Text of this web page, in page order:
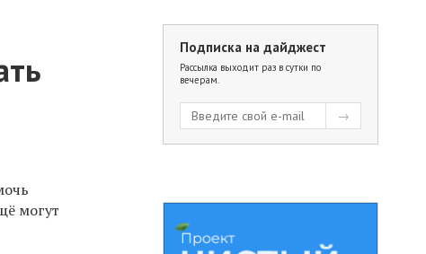
могут
Подписка на дайджест
Рассылка выходит раз в сутки по
вечерам.